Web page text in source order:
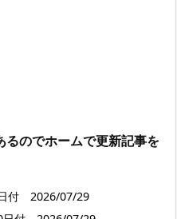
るのでホームで更新記事を
付 2026/07/29